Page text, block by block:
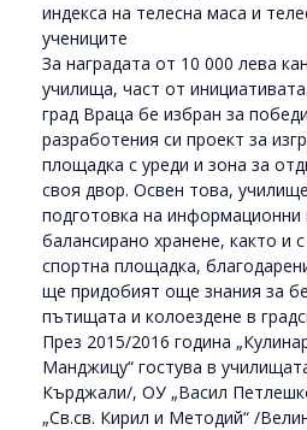
индекса на телесна маса и
учениците
За наградата от 10 000 лева
училища, част от
град Враца бе избран за
разработения си проект за
площадка с уреди и зона за
своя двор. Освен това,
подготовка на информационни
балансирано хранене, както и
спортна площадка,
ще придобият още знания за
пътищата и колоездене в
През 2015/2016 година
Манджицу“ гостува в
Кърджали/, ОУ „Васил
„Св.св. Кирил и Методий“ /